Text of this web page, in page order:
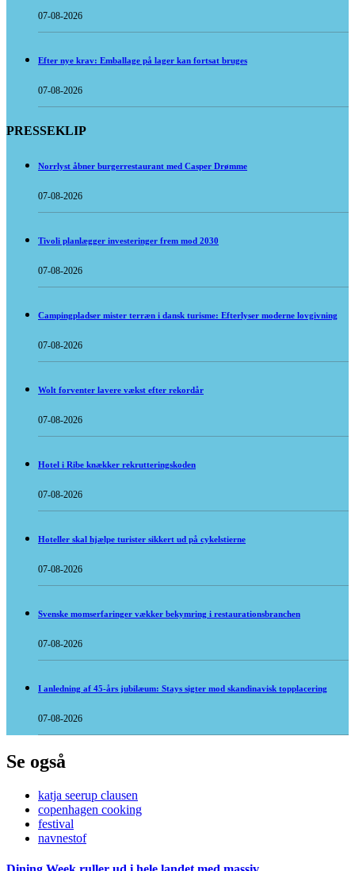
07-08-2026
Efter nye krav: Emballage på lager kan fortsat bruges
07-08-2026
PRESSEKLIP
Norrlyst åbner burgerrestaurant med Casper Drømme
07-08-2026
Tivoli planlægger investeringer frem mod 2030
07-08-2026
Campingpladser mister terræn i dansk turisme: Efterlyser moderne lovgivning
07-08-2026
Wolt forventer lavere vækst efter rekordår
07-08-2026
Hotel i Ribe knækker rekrutteringskoden
07-08-2026
Hoteller skal hjælpe turister sikkert ud på cykelstierne
07-08-2026
Svenske momserfaringer vækker bekymring i restaurationsbranchen
07-08-2026
I anledning af 45-års jubilæum: Stays sigter mod skandinavisk topplacering
07-08-2026
Se også
katja seerup clausen
copenhagen cooking
festival
navnestof